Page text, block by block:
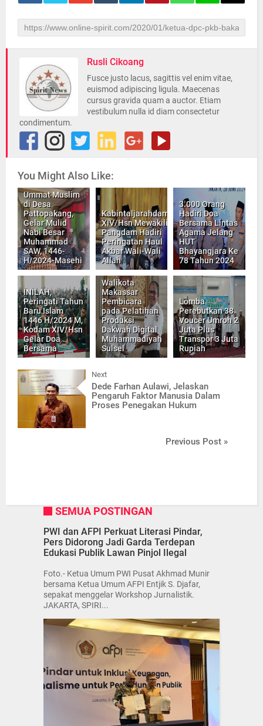
Rusli Cikoang
Fusce justo lacus, sagittis vel enim vitae,
euismod adipiscing ligula. Maecenas
cursus gravida quam a auctor. Etiam
vestibulum nulla id diam consectetur
condimentum.
You Might Also Like:
Ummat Muslim
di Desa
Pattopakang,
Gelar Mulid
Nabi Besar
Muhammad
SAW, 1446-
H/2024-Masehi
Kabintaljarahdam
XIV/Hsn Mewakili
Pangdam Hadiri
Peringatan Haul
Akbar Wali-Wali
Allah
3.000 Orang
Hadiri Doa
Bersama Lintas
Agama Jelang
HUT
Bhayangjara Ke
78 Tahun 2024
INILAH,
Peringati Tahun
Baru Islam
1446 H/2024 M,
Kodam XIV/Hsn
Gelar Doa
Bersama
Walikota
Makassar
Pembicara
pada Pelatihan
Produksi
Dakwah Digital
Muhammadiyah
Sulsel
Lomba
Perebutkan 38
Voucer Umroh 2
Juta Plus
Transpor 3 Juta
Rupiah
Next
Dede Farhan Aulawi, Jelaskan
Pengaruh Faktor Manusia Dalam
Proses Penegakan Hukum
Previous Post »
SEMUA POSTINGAN
PWI dan AFPI Perkuat Literasi Pindar,
Pers Didorong Jadi Garda Terdepan
Edukasi Publik Lawan Pinjol Ilegal
Foto.- Ketua Umum PWI Pusat Akhmad Munir
bersama Ketua Umum AFPI Entjik S. Djafar,
sepakat menggelar Workshop Jurnalistik.
JAKARTA, SPIRI...